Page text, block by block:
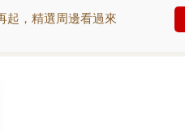
，精選周邊看過來